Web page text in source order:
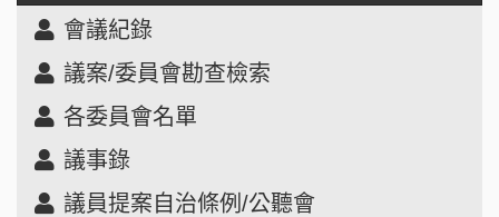
會議紀錄
議案/委員會勘查檢索
各委員會名單
議事錄
議員提案自治條例/公聽會